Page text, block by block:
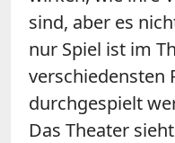
sind, aber es
nur Spiel ist im
verschiedensten
durchgespielt
Das Theater